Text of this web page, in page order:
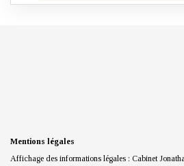
Mentions légales
Affichage des informations légales : Cabinet